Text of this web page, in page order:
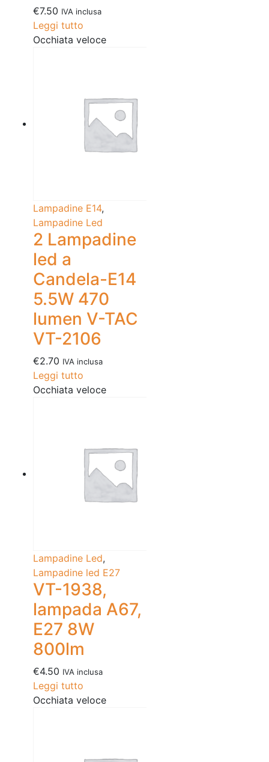
€7.50 IVA inclusa
Leggi tutto
Occhiata veloce
Lampadine E14,
Lampadine Led
2 Lampadine
led a
Candela-E14
5.5W 470
lumen V-TAC
VT-2106
€2.70 IVA inclusa
Leggi tutto
Occhiata veloce
Lampadine Led,
Lampadine led E27
VT-1938,
lampada A67,
E27 8W
800lm
€4.50 IVA inclusa
Leggi tutto
Occhiata veloce